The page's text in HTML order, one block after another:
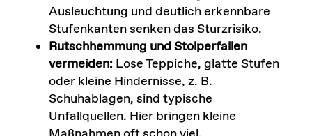
Ausleuchtung und deutlich erkennbare
Stufenkanten senken das Sturzrisiko.
Rutschhemmung und Stolperfallen
vermeiden:Lose Teppiche, glatte Stufen
oder kleine Hindernisse, z. B.
Schuhablagen, sind typische
Unfallquellen. Hier bringen kleine